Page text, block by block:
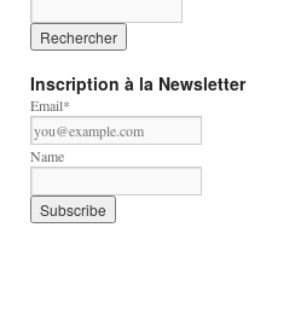
Inscription à la Newsletter
Email*
Name